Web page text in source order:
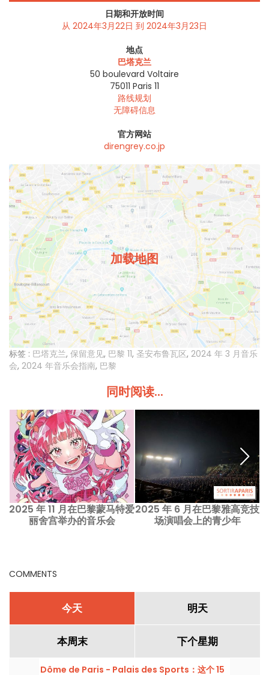
日期和开放时间
从 2024年3月22日 到 2024年3月23日
地点
巴塔克兰
50 boulevard Voltaire
75011 Paris 11
路线规划
无障碍信息
官方网站
direngrey.co.jp
加载地图
标签 : 巴塔克兰, 保留意见, 巴黎 11, 圣安布鲁瓦区, 2024 年 3 月音乐
会, 2024 年音乐会指南, 巴黎
同时阅读...
2025 年 11 月在巴黎蒙马特爱
丽舍宫举办的音乐会
2025 年 6 月在巴黎雅高竞技
场演唱会上的青少年
COMMENTS
今天 明天
本周末 下个星期
Dôme de Paris - Palais des Sports：这个 15